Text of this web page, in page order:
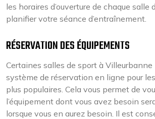
les horaires d’ouverture de chaque salle
planifier votre séance d’entraînement.
RÉSERVATION DES ÉQUIPEMENTS
Certaines salles de sport à
système de réservation en ligne pour
plus populaires. Cela vous permet de
l’équipement dont vous avez besoin
lorsque vous en aurez besoin. Il est